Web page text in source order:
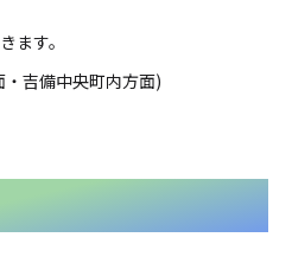
ます。
吉備中央町内方面)